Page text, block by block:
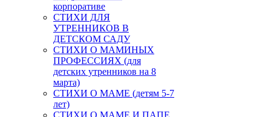
корпоративе
СТИХИ ДЛЯ
УТРЕННИКОВ В
ДЕТСКОМ САДУ
СТИХИ О МАМИНЫХ
ПРОФЕССИЯХ (для
детских утренников на 8
марта)
СТИХИ О МАМЕ (детям 5-7
лет)
СТИХИ О МАМЕ И ПАПЕ